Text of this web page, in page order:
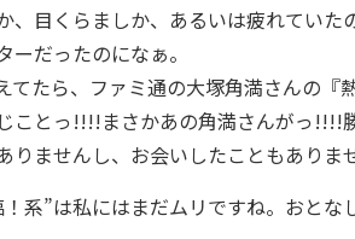
、目くらましか、あるいは疲れてい
ーだったのになぁ。
てたら、ファミ通の大塚角満さんの『
ことっ!!!!まさかあの角満さんがっ!!!!
りませんし、お会いしたこともありま
系”は私にはまだムリですね。おとな